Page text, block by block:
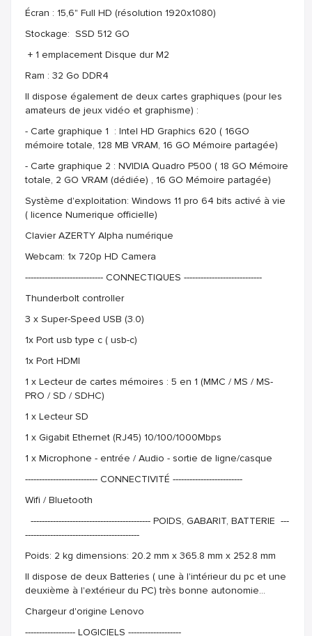
Écran : 15,6" Full HD (résolution 1920x1080)
Stockage: SSD 512 GO
+ 1 emplacement Disque dur M2
Ram : 32 Go DDR4
Il dispose également de deux cartes graphiques (pour les
amateurs de jeux vidéo et graphisme) :
- Carte graphique 1 : Intel HD Graphics 620 ( 16GO
mémoire totale, 128 MB VRAM, 16 GO Mémoire partagée)
- Carte graphique 2 : NVIDIA Quadro P500 ( 18 GO Mémoire
totale, 2 GO VRAM (dédiée) , 16 GO Mémoire partagée)
Système d'exploitation: Windows 11 pro 64 bits activé à vie
( licence Numerique officielle)
Clavier AZERTY Alpha numérique
Webcam: 1x 720p HD Camera
---------------------------- CONNECTIQUES ----------------------------
Thunderbolt controller
3 x Super-Speed USB (3.0)
1x Port usb type c ( usb-c)
1x Port HDMI
1 x Lecteur de cartes mémoires : 5 en 1 (MMC / MS / MS-
PRO / SD / SDHC)
1 x Lecteur SD
1 x Gigabit Ethernet (RJ45) 10/100/1000Mbps
1 x Microphone - entrée / Audio - sortie de ligne/casque
-------------------------- CONNECTIVITÉ -------------------------
Wifi / Bluetooth
------------------------------------------- POIDS, GABARIT, BATTERIE ---
-----------------------------------------
Poids: 2 kg dimensions: 20.2 mm x 365.8 mm x 252.8 mm
Il dispose de deux Batteries ( une à l'intérieur du pc et une
deuxième à l'extérieur du PC) très bonne autonomie...
Chargeur d'origine Lenovo
------------------ LOGICIELS -------------------